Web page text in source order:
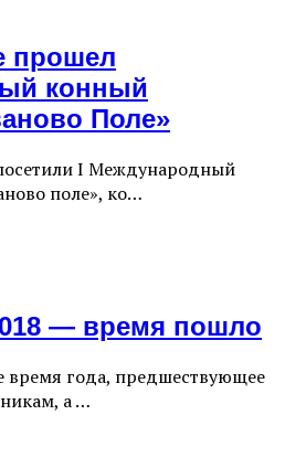
прошел
конный
Поле»
I Международный
поле», ко…
— время пошло
время года, предшествующее
а …